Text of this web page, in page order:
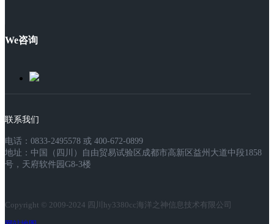
We咨询
联系我们
电话：0833-2495578 或 400-672-0899
地址：中国（四川）自由贸易试验区成都市高新区益州大道中段1858
号，天府软件园G8-3楼
Copyright © 2009-2024 四川hy3380cc海洋之神信息技术有限公司